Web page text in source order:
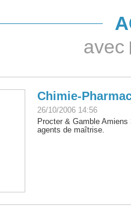
avec
Chimie-
26/10/2006 14:56
Procter & Gamble
agents de maîtrise.